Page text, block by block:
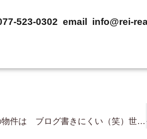
523-0302 email info@rei-
本当に私の物件は ブログ書きにくい（笑）世界遺産 京都下鴨神社 近隣 邸宅用地 お探しの方は お見逃しなく！マーケットには絶対出ない物件です。